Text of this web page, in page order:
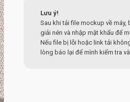
Lưu ý!
Sau khi tải file mockup về máy,
giải nén và nhập mật khẩu để
Nếu file bị lỗi hoặc link tải
lòng báo lại để mình kiểm tra